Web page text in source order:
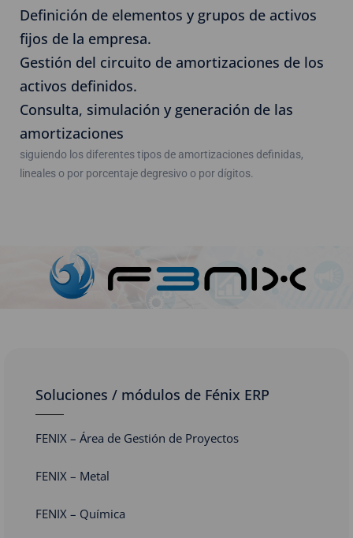
Definición de elementos y grupos de activos
fijos de la empresa.
Gestión del circuito de amortizaciones de los
activos definidos.
Consulta, simulación y generación de las
amortizaciones
siguiendo los diferentes tipos de amortizaciones definidas,
lineales o por porcentaje degresivo o por dígitos.
Soluciones / módulos de Fénix ERP
FENIX – Área de Gestión de Proyectos
FENIX – Metal
FENIX – Química